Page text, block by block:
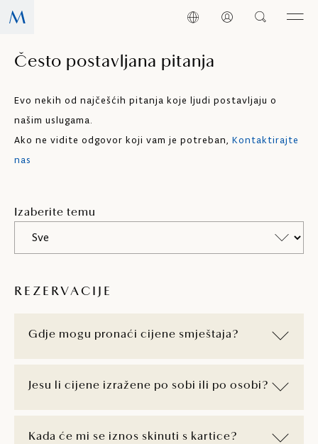
Često postavljana pitanja
Evo nekih od najčešćih pitanja koje ljudi postavljaju o
našim uslugama.
Ako ne vidite odgovor koji vam je potreban, Kontaktirajte
nas
Izaberite temu
REZERVACIJE
Gdje mogu pronaći cijene smještaja?
Jesu li cijene izražene po sobi ili po osobi?
Kada će mi se iznos skinuti s kartice?